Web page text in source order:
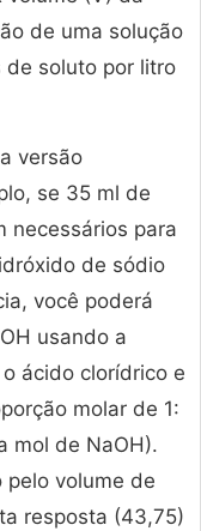
de uma solução
de soluto por litro
versão
se 35 ml de
necessários para
de sódio
você poderá
usando a
ácido clorídrico e
molar de 1:
mol de NaOH).
volume de
resposta (43,75)